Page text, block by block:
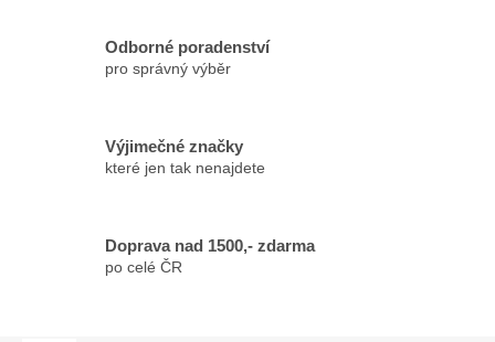
Odborné poradenství
pro správný výběr
Výjimečné značky
které jen tak nenajdete
Doprava nad 1500,- zdarma
po celé ČR